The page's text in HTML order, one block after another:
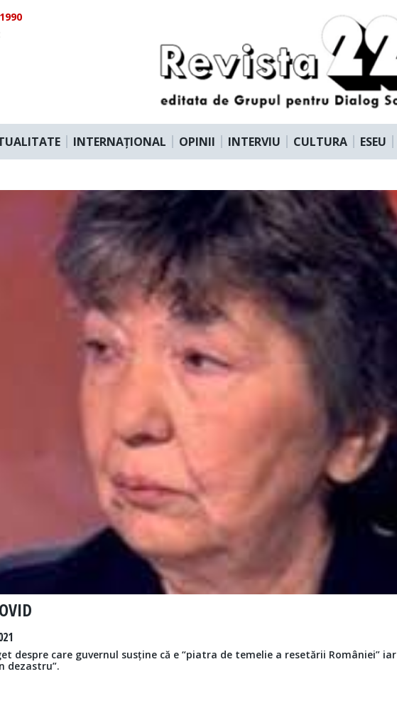
INTERNAȚIONAL OPINII INTERVIU CULTURA ESEU
despre care guvernul susține că e “piatra de temelie a resetării României” iar
dezastru”.